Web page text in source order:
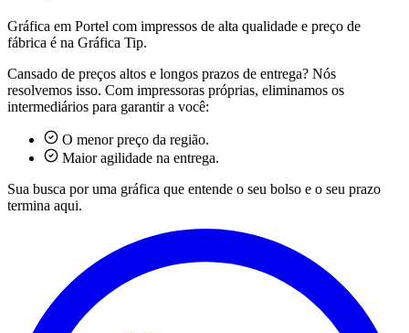
Gráfica em Portel com impressos de alta qualidade e preço de
fábrica é na Gráfica Tip.
Cansado de preços altos e longos prazos de entrega? Nós
resolvemos isso. Com impressoras próprias, eliminamos os
intermediários para garantir a você:
O menor preço da região.
Maior agilidade na entrega.
Sua busca por uma gráfica que entende o seu bolso e o seu prazo
termina aqui.